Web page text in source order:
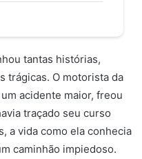
tantas histórias,
trágicas. O motorista da
acidente maior, freou
traçado seu curso
a vida como ela conhecia
caminhão impiedoso.